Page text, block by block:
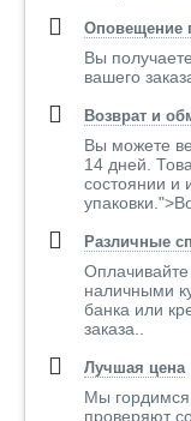
Оповещение
Вы
вашего
Возврат и
Вы можете
14 дней.
состоянии и
Различные
наличными
банка или
заказа..
Лучшая цена
Мы
проверяют